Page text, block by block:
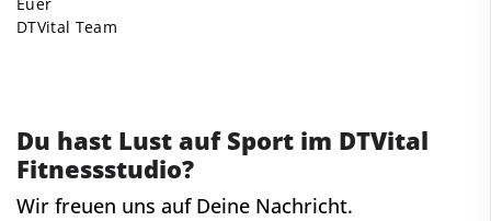
Euer
DTVital Team
Du hast Lust auf Sport im DTVital
Fitnessstudio?
Wir freuen uns auf Deine Nachricht.